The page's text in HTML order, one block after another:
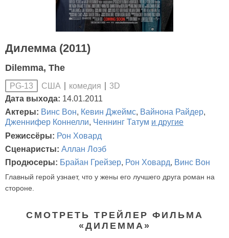
Дилемма (2011)
Dilemma, The
PG-13 США комедия
3D
Дата выхода: 14.01.2011
Актеры: Винс Вон, Кевин Джеймс, Вайнона Райдер,
Дженнифер Коннелли, Ченнинг Татум и другие
Режиссёры: Рон Ховард
Сценаристы: Аллан Лоэб
Продюсеры: Брайан Грейзер, Рон Ховард, Винс Вон
Главный герой узнает, что у жены его лучшего друга роман на
стороне.
СМОТРЕТЬ ТРЕЙЛЕР ФИЛЬМА
«ДИЛЕММА»